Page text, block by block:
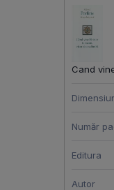
Cand
Număr
Editura
Autor